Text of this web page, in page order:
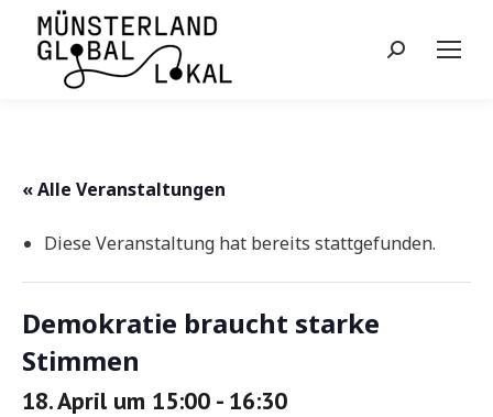
Search:
« Alle Veranstaltungen
Diese Veranstaltung hat bereits stattgefunden.
Demokratie braucht starke
Stimmen
18. April um 15:00 - 16:30